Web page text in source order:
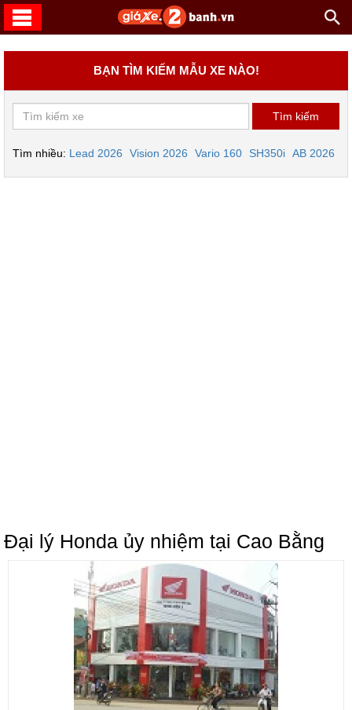
BẠN TÌM KIẾM MẪU XE NÀO!
Tìm nhiều: Lead 2026 Vision 2026 Vario 160 SH350i AB 2026
Đại lý Honda ủy nhiệm tại Cao Bằng